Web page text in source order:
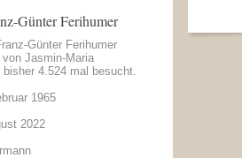
Günter Ferihumer
Günter Ferihumer
von Jasmin-Maria
4.524 mal besucht.
1965
2022